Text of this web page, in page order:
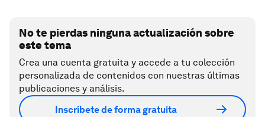
No te pierdas ninguna actualización sobre
este tema
Crea una cuenta gratuita y accede a tu colección
personalizada de contenidos con nuestras últimas
publicaciones y análisis.
Inscríbete de forma gratuita